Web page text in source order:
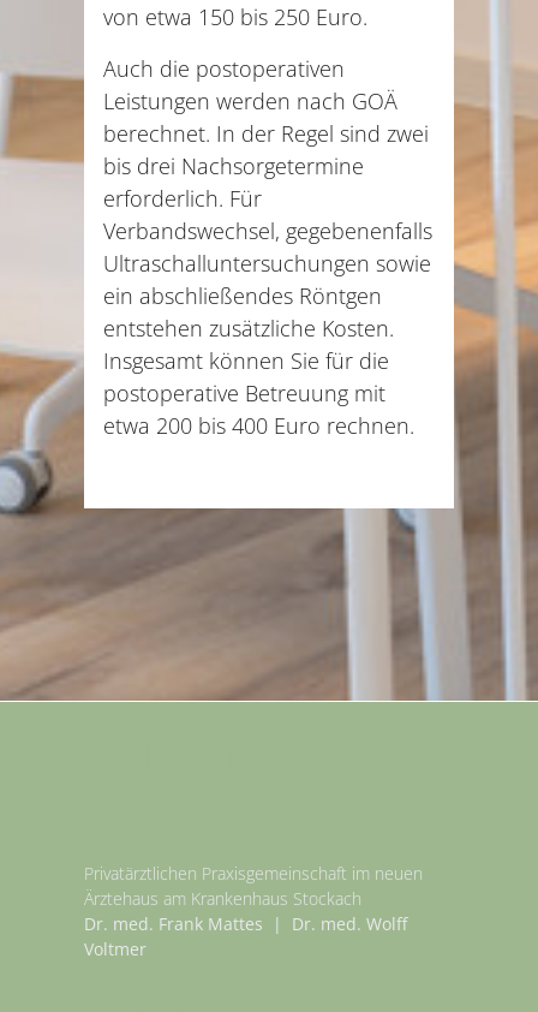
von etwa 150 bis 250 Euro.
Auch die postoperativen
Leistungen werden nach GOÄ
berechnet. In der Regel sind zwei
bis drei Nachsorgetermine
erforderlich. Für
Verbandswechsel, gegebenenfalls
Ultraschalluntersuchungen sowie
ein abschließendes Röntgen
entstehen zusätzliche Kosten.
Insgesamt können Sie für die
postoperative Betreuung mit
etwa 200 bis 400 Euro rechnen.
Privatärztlichen Praxisgemeinschaft im neuen
Ärztehaus am Krankenhaus Stockach
Dr. med. Frank Mattes | Dr. med. Wolff
Voltmer